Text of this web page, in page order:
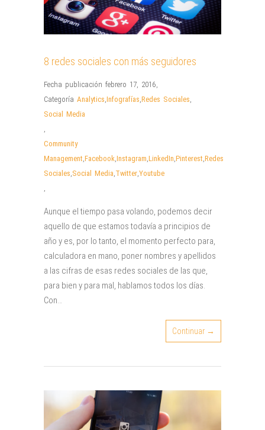
8 redes sociales con más seguidores
Fecha publicación febrero 17, 2016
Categoría Analytics Infografías Redes Sociales
Social Media
Community
Management Facebook Instagram LinkedIn Pinterest Redes
Sociales Social Media Twitter Youtube
Aunque el tiempo pasa volando, podemos decir
aquello de que estamos todavía a principios de
año y es, por lo tanto, el momento perfecto para,
calculadora en mano, poner nombres y apellidos
a las cifras de esas redes sociales de las que,
para bien y para mal, hablamos todos los días.
Con…
Continuar →